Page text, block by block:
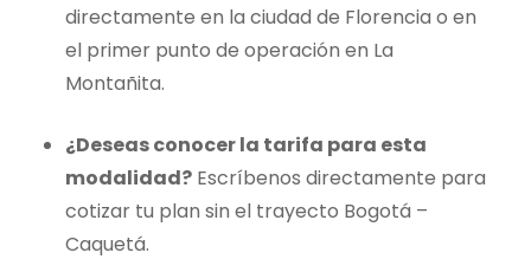
directamente en la ciudad de Florencia o en
el primer punto de operación en La
Montañita.
¿Deseas conocer la tarifa para esta
modalidad? Escríbenos directamente para
cotizar tu plan sin el trayecto Bogotá –
Caquetá.